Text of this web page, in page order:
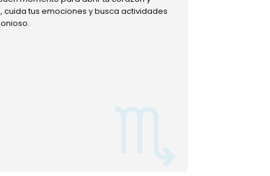
cuida tus emociones y busca actividades